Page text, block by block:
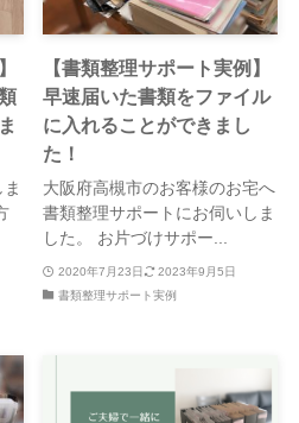
【書類整理サポート実例】
早速届いた書類をファイル
に入れることができまし
た！
大阪府高槻市のお客様のお宅へ
書類整理サポートにお伺いしま
した。 お片づけサポー...
2020年7月23日
2023年9月5日
書類整理サポート実例